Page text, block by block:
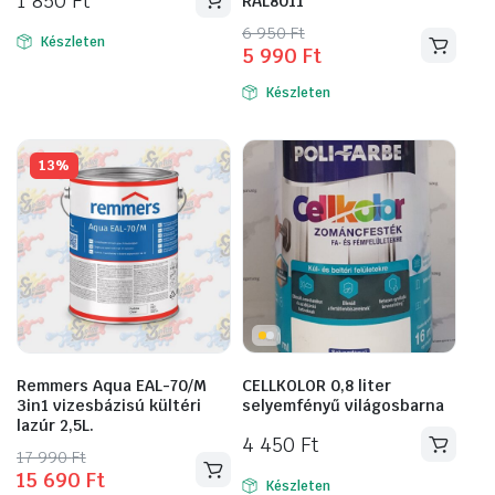
Készleten 6 950Ft
Original
price
was:
950 Ft.
5 990 Ft
Current
price
is:
990 Ft.
Készleten
13%
Remmers Aqua EAL-70/M
3in1 vizesbázisú kültéri
lazúr 2,5L.
17 990Ft
Original
price
15 690 Ft
Current
price
Ennek
CELLKOLOR 0,8 liter
selyemfényű világosbarna
4 450 Ft
Készleten